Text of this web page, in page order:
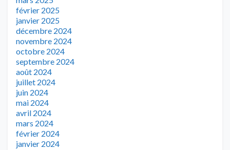
février 2025
janvier 2025
décembre 2024
novembre 2024
octobre 2024
septembre 2024
août 2024
juillet 2024
juin 2024
mai 2024
avril 2024
mars 2024
février 2024
janvier 2024